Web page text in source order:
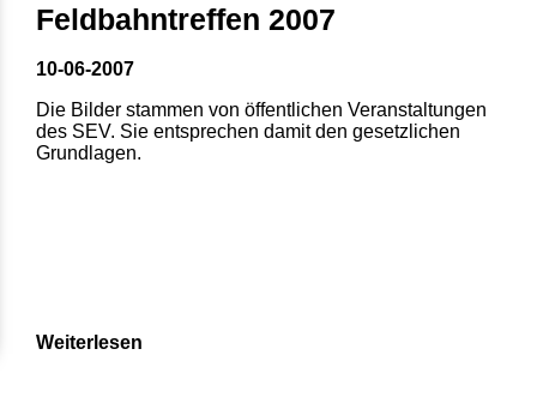
Feldbahntreffen 2007
10-06-2007
Die Bilder stammen von öffentlichen Veranstaltungen
des SEV. Sie entsprechen damit den gesetzlichen
Grundlagen.
Weiterlesen